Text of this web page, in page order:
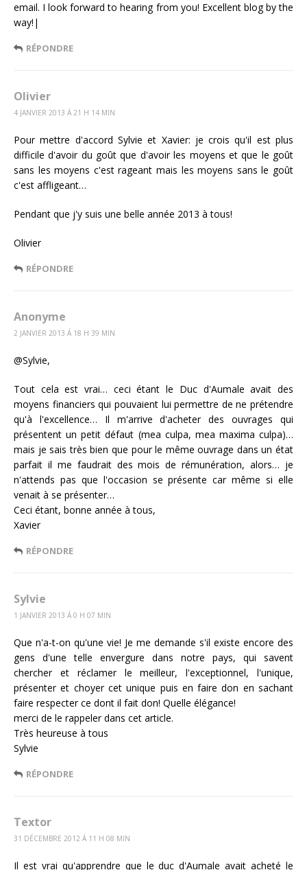
email. I look forward to hearing from you! Excellent blog by the
way!|
RÉPONDRE
Olivier
4 JANVIER 2013 Á 21 H 14 MIN
Pour mettre d'accord Sylvie et Xavier: je crois qu'il est plus
difficile d'avoir du goût que d'avoir les moyens et que le goût
sans les moyens c'est rageant mais les moyens sans le goût
c'est affligeant…
Pendant que j'y suis une belle année 2013 à tous!
Olivier
RÉPONDRE
Anonyme
2 JANVIER 2013 Á 18 H 39 MIN
@Sylvie,
Tout cela est vrai… ceci étant le Duc d'Aumale avait des
moyens financiers qui pouvaient lui permettre de ne prétendre
qu'à l'excellence… Il m'arrive d'acheter des ouvrages qui
présentent un petit défaut (mea culpa, mea maxima culpa)…
mais je sais très bien que pour le même ouvrage dans un état
parfait il me faudrait des mois de rémunération, alors… je
n'attends pas que l'occasion se présente car même si elle
venait à se présenter…
Ceci étant, bonne année à tous,
Xavier
RÉPONDRE
Sylvie
1 JANVIER 2013 Á 0 H 07 MIN
Que n'a-t-on qu'une vie! Je me demande s'il existe encore des
gens d'une telle envergure dans notre pays, qui savent
chercher et réclamer le meilleur, l'exceptionnel, l'unique,
présenter et choyer cet unique puis en faire don en sachant
faire respecter ce dont il fait don! Quelle élégance!
merci de le rappeler dans cet article.
Très heureuse à tous
Sylvie
RÉPONDRE
Textor
31 DÉCEMBRE 2012 Á 11 H 08 MIN
Il est vrai qu'apprendre que le duc d'Aumale avait acheté le